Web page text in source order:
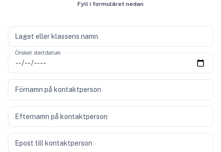
Fyll i formuläret nedan
Laget eller klassens namn
Önskat startdatum
Förnamn på kontaktperson
Efternamn på kontaktperson
Epost till kontaktperson